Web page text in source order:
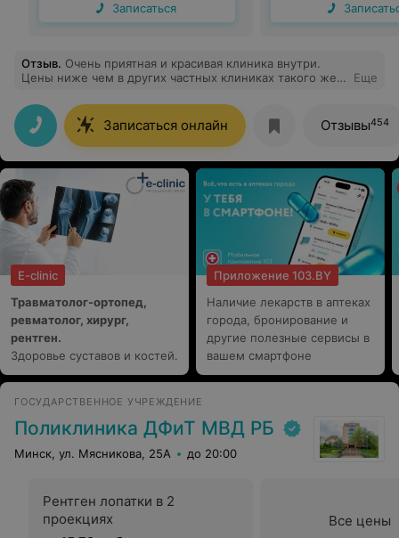
Записаться
Отзыв. Очень приятная и красивая клиника внутри.
Цены ниже чем в других частных клиниках такого же
Еще
Записаться онлайн Отзывы454
E-clinic
Травматолог-ортопед,
ревматолог, хирург,
рентген.
Здоровье суставов и костей.
Приложение 103.BY
Наличие лекарств в аптеках
города, бронирование и
другие полезные сервисы в
вашем смартфоне
ГОСУДАРСТВЕННОЕ УЧРЕЖДЕНИЕ
Поликлиника ДФиТ МВД РБ
Минск, ул. Мясникова, 25А до 20:00
Рентген лопатки в 2
проекциях
Все цены